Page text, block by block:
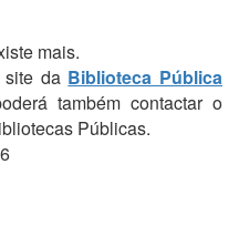
mais.
site da Biblioteca Pública
também contactar o
Públicas.